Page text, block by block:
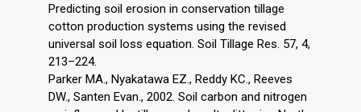
Predicting soil erosion in conservation tillage
cotton production systems using the revised
universal soil loss equation. Soil Tillage Res. 57, 4,
213–224.
Parker MA., Nyakatawa EZ., Reddy KC., Reeves
DW., Santen Evan., 2002. Soil carbon and nitrogen